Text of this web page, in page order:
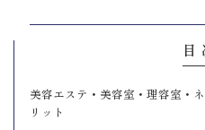
目
美容エステ・美容室・理容室・
リット